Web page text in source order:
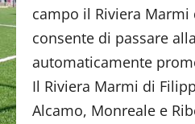
campo il Riviera Marmi
consente di passare
automaticamente
Il Riviera Marmi di
Alcamo, Monreale e